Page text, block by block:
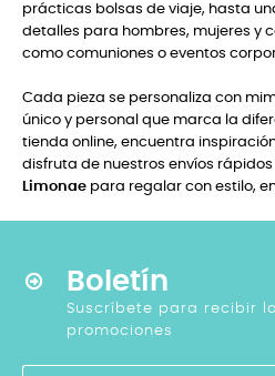
prácticas bolsas de viaje, hasta
detalles para hombres, mujeres y
como comuniones o eventos
Cada pieza se personaliza con
único y personal que marca la
tienda online, encuentra
disfruta de nuestros envíos
Limonae para regalar con estilo,
Boletín
Suscríbete para recibir
promociones